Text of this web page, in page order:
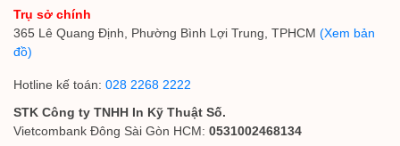
Trụ sở chính
365 Lê Quang Định, Phường Bình Lợi Trung, TPHCM (Xem bản
đồ)
Hotline kế toán: 028 2268 2222
STK Công ty TNHH In Kỹ Thuật Số.
Vietcombank Đông Sài Gòn HCM: 0531002468134